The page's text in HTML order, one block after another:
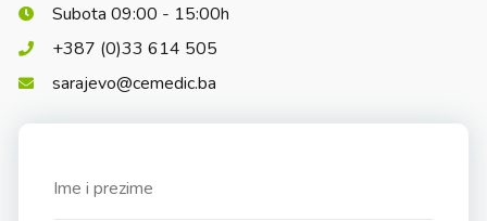
Subota 09:00 - 15:00h
+387 (0)33 614 505
sarajevo@cemedic.ba